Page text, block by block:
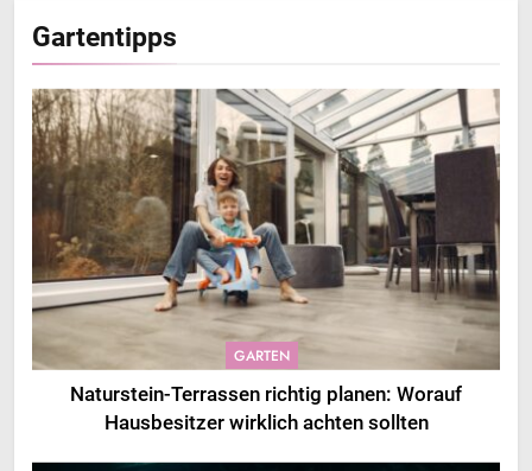
Gartentipps
GARTEN
Naturstein-Terrassen richtig planen: Worauf
Hausbesitzer wirklich achten sollten